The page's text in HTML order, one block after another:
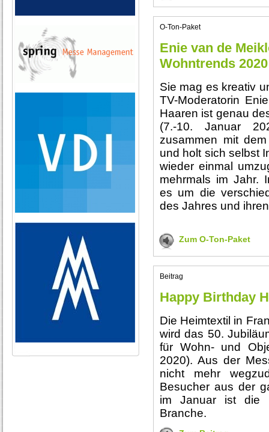
O-Ton-Paket
Enie van de
Wohntrends 2020
Sie mag es kreativ
TV-Moderatorin
Haaren ist genau
(7.-10. Januar
zusammen mit
und holt sich selbst
wieder einmal
mehrmals im Jahr.
es um die
des Jahres und
Zum O-Ton-Paket
Beitrag
Happy Birthday
Die Heimtextil in
wird das 50.
für Wohn- und
2020). Aus der
nicht mehr
Besucher aus der
im Januar ist die
Branche.